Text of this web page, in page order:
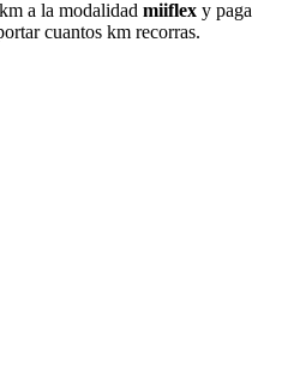
a la modalidad miiflex y paga
cuantos km recorras.